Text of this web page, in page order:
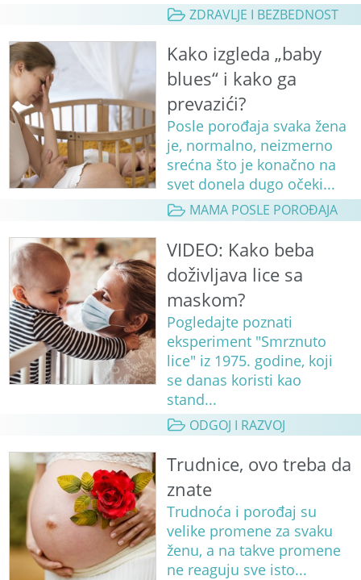
ZDRAVLJE I BEZBEDNOST
Kako izgleda „baby
blues“ i kako ga
prevazići?
Posle porođaja svaka žena
je, normalno, neizmerno
srećna što je konačno na
svet donela dugo očeki...
MAMA POSLE POROĐAJA
VIDEO: Kako beba
doživljava lice sa
maskom?
Pogledajte poznati
eksperiment "Smrznuto
lice" iz 1975. godine, koji
se danas koristi kao
stand...
ODGOJ I RAZVOJ
Trudnice, ovo treba da
znate
Trudnoća i porođaj su
velike promene za svaku
ženu, a na takve promene
ne reaguju sve isto...